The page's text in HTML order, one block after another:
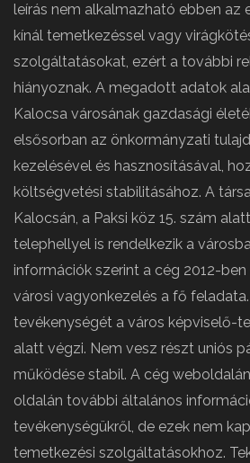
leírás nem alkalmazható ebben az
kínál temetkezéssel vagy
szolgáltatásokat, ezért a további
hiányoznak. A megadott adatok
Kalocsa városának gazdasági
elsősorban az önkormányzati
kezelésével és hasznosításával,
költségvetési stabilitásához. A
Kalocsán, a Paksi köz 15. szám
telephellyel is rendelkezik a
információk szerint a cég 2012-
városi vagyonkezelés a fő
tevékenységét a város képviselő-
alatt végzi. Nem vesz részt uniós
működése stabil. A cég
oldalán további általános
tevékenységükről, de ezek nem
temetkezési szolgáltatásokhoz.